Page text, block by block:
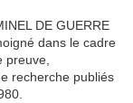
DE GUERRE
dans le cadre
preuve,
recherche publiés